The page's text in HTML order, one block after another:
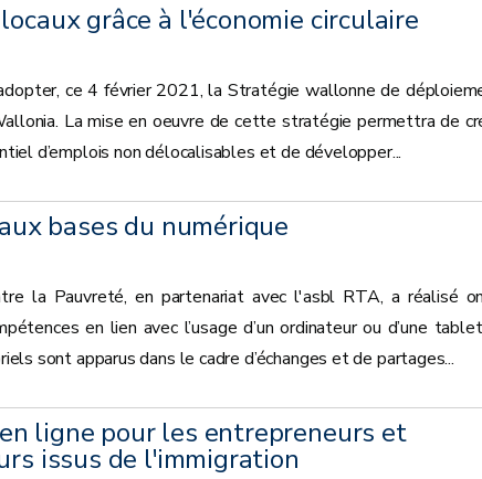
grâce à l'économie circulaire
ce 4 février 2021, la Stratégie wallonne de
La mise en oeuvre de cette stratégie permettra de
d’emplois non délocalisables et de développer...
bases du numérique
la Pauvreté, en partenariat avec l'asbl RTA, a réalisé
en lien avec l’usage d’un ordinateur ou d’une
sont apparus dans le cadre d’échanges et de partages...
ligne pour les entrepreneurs et
issus de l'immigration